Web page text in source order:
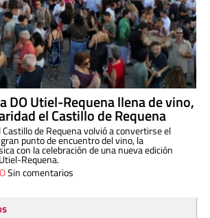
DO Utiel-Requena llena de vino,
el Castillo de Requena
de Requena volvió a convertirse el
punto de encuentro del vino, la
con la celebración de una nueva edición
Requena.
Sin comentarios